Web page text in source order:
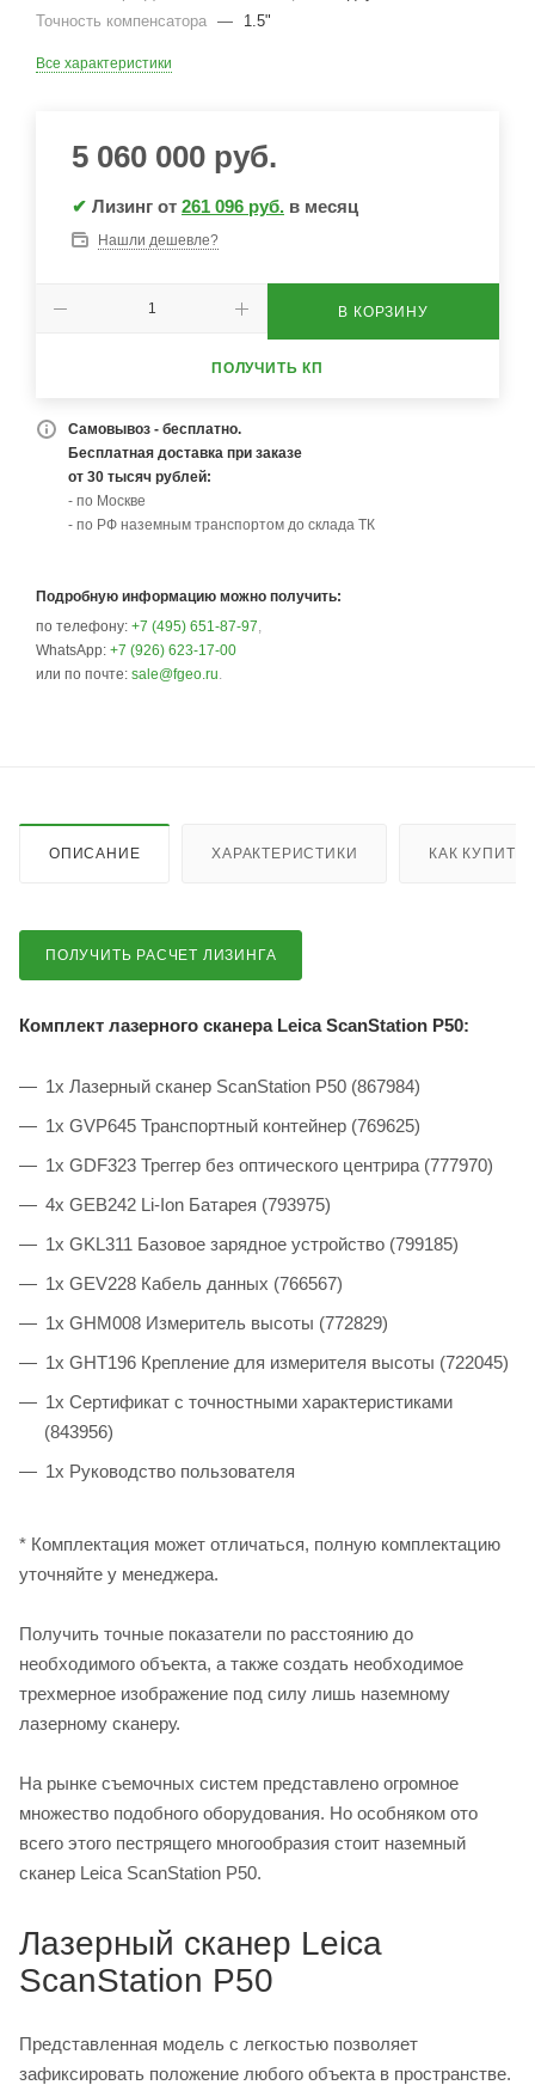
Точность компенсатора — 1.5"
Все характеристики
5 060 000 руб.
✔ Лизинг от 261 096 руб. в месяц
Нашли дешевле?
В КОРЗИНУ
ПОЛУЧИТЬ КП
Самовывоз - бесплатно.
Бесплатная доставка при заказе
от 30 тысяч рублей:
- по Москве
- по РФ наземным транспортом до склада ТК
Подробную информацию можно получить:
по телефону: +7 (495) 651-87-97,
WhatsApp: +7 (926) 623-17-00
или по почте: sale@fgeo.ru.
ОПИСАНИЕ ХАРАКТЕРИСТИКИ КАК КУПИТЬ
ПОЛУЧИТЬ РАСЧЕТ ЛИЗИНГА
Комплект лазерного сканера Leica ScanStation P50:
1x Лазерный сканер ScanStation P50 (867984)
1x GVP645 Транспортный контейнер (769625)
1x GDF323 Треггер без оптического центрира (777970)
4x GEB242 Li-Ion Батарея (793975)
1x GKL311 Базовое зарядное устройство (799185)
1x GEV228 Кабель данных (766567)
1x GHM008 Измеритель высоты (772829)
1x GHT196 Крепление для измерителя высоты (722045)
1х Сертификат с точностными характеристиками
(843956)
1x Руководство пользователя
* Комплектация может отличаться, полную комплектацию
уточняйте у менеджера.
Получить точные показатели по расстоянию до
необходимого объекта, а также создать необходимое
трехмерное изображение под силу лишь наземному
лазерному сканеру.
На рынке съемочных систем представлено огромное
множество подобного оборудования. Но особняком ото
всего этого пестрящего многообразия стоит наземный
сканер Leica ScanStation P50.
Лазерный сканер Leica
ScanStation P50
Представленная модель с легкостью позволяет
зафиксировать положение любого объекта в пространстве.